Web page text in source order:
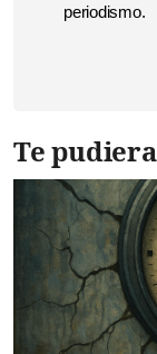
periodismo.
Te